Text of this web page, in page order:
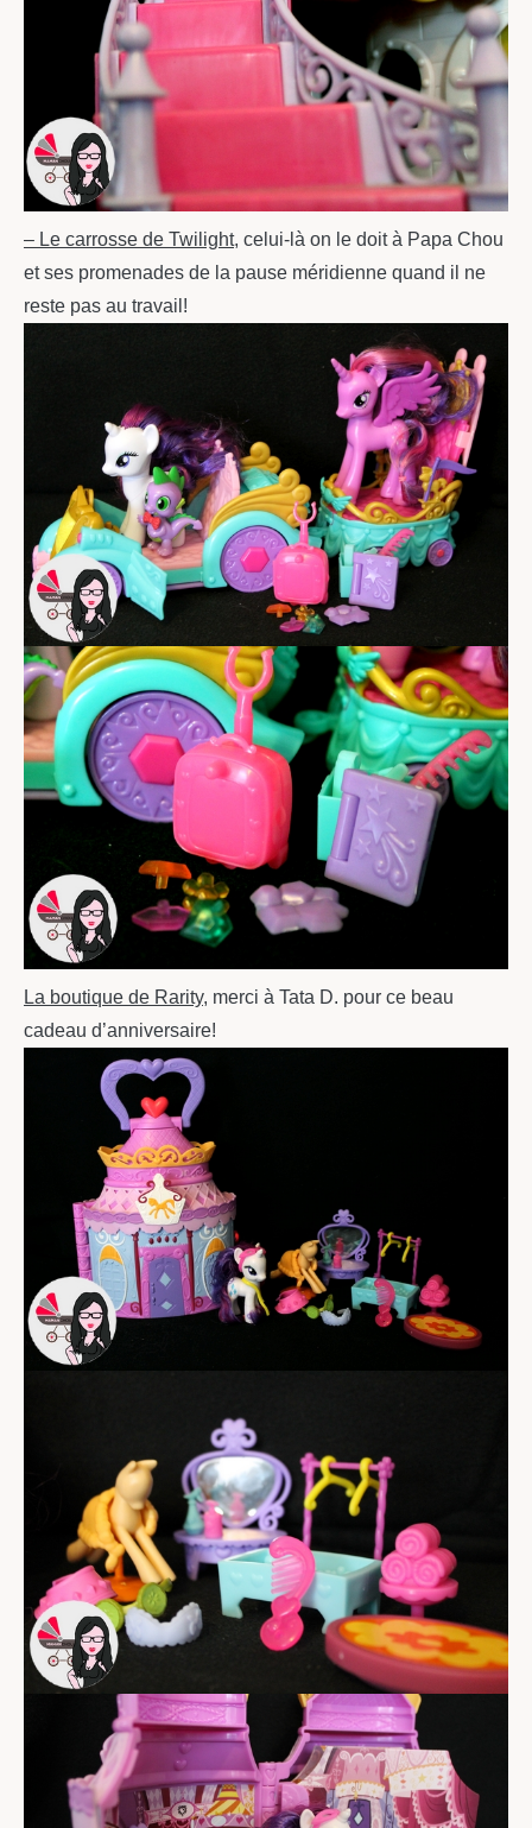
– Le carrosse de Twilight, celui-là on le doit à Papa Chou
et ses promenades de la pause méridienne quand il ne
reste pas au travail!
La boutique de Rarity, merci à Tata D. pour ce beau
cadeau d’anniversaire!